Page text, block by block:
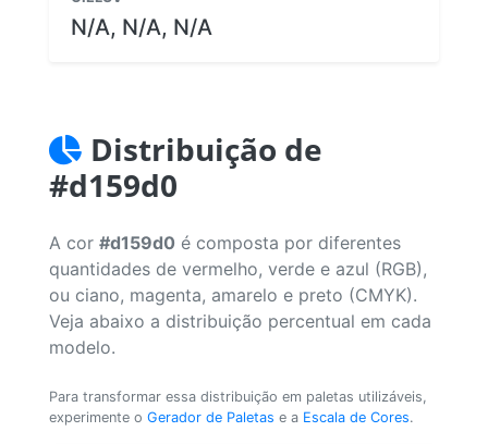
N/A, N/A, N/A
Distribuição de
#d159d0
A cor #d159d0 é composta por diferentes
quantidades de vermelho, verde e azul (RGB),
ou ciano, magenta, amarelo e preto (CMYK).
Veja abaixo a distribuição percentual em cada
modelo.
Para transformar essa distribuição em paletas utilizáveis,
experimente o Gerador de Paletas e a Escala de Cores.